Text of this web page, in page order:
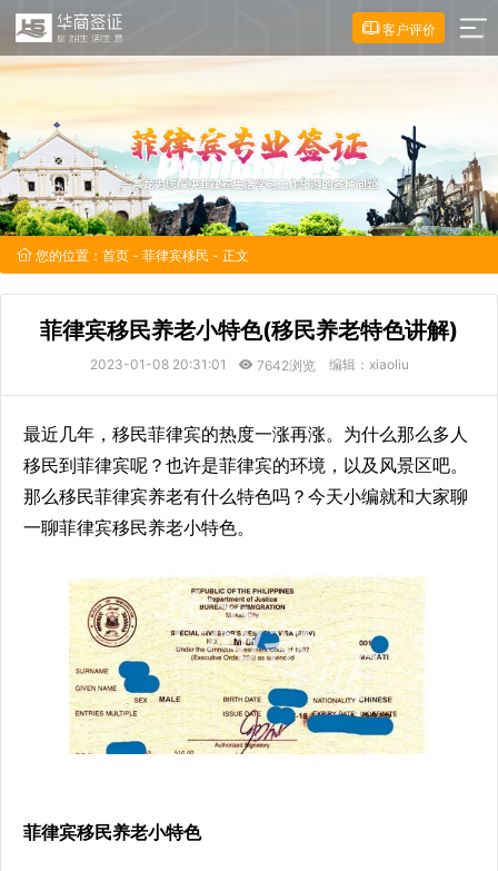
客户评价
您的位置： 首页 - 菲律宾移民 - 正文
菲律宾移民养老小特色(移民养老特色讲解)
2023-01-08 20:31:01 7642浏览 编辑：xiaoliu
最近几年，移民菲律宾的热度一涨再涨。为什么那么多人
移民到菲律宾呢？也许是菲律宾的环境，以及风景区吧。
那么移民菲律宾养老有什么特色吗？今天小编就和大家聊
一聊菲律宾移民养老小特色。
菲律宾移民养老小特色